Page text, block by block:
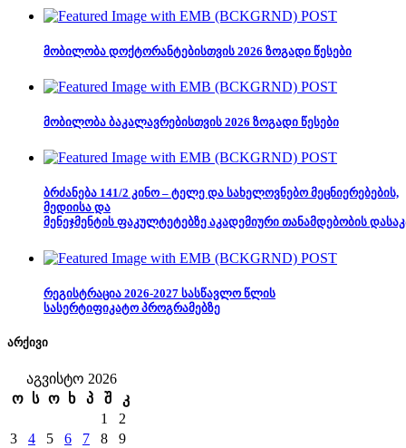
მობილობა დოქტორანტებისთვის 2026 ზოგადი წესები
მობილობა ბაკალავრებისთვის 2026 ზოგადი წესები
ბრძანება 141/2 კინო – ტელე და სახელოვნებო მეცნიერებების,
მედიისა და
მენეჯმენტის ფაკულტეტებზე აკადემიური თანამდებობის
რეგისტრაცია 2026-2027 სასწავლო წლის
სასერტიფიკატო პროგრამებზე
არქივი
აგვისტო 2026
ო
ს ო ხ პ შ
კ
1
2
3
4 5 6 7 8
9